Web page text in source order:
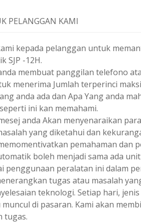
PELANGGAN KAMI
kepada pelanggan untuk
SJP -12H.
membuat panggilan telefono
menerima Jumlah terperinci
anda ada dan Apa Yang anda
ini kan memahami.
anda Akan menyenaraikan
yang diketahui dan
pemahaman dan
boleh menjadi sama ada
penggunaan peralatan ini dalam
tugas atau masalah
teknologi. Setiap hari,
di pasaran. Kami akan
tugas.